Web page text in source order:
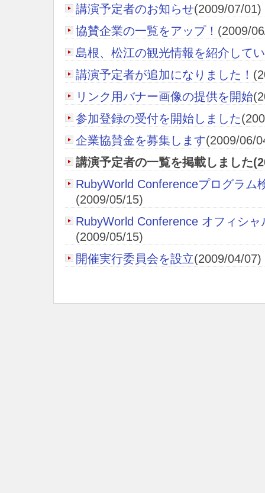
講演予定者のお知らせ(2009/07/01)
協賛企業の一覧をアップ！ (2009/
島根、松江の観光情報を紹介して
講演予定者が追加になりました！
リンク用バナー画像の提供を開始
参加登録の受付を開始しました
企業協賛金を募集します(2009/06/
講演予定者の一覧を掲載しました
RubyWorld Conferenceプログラム
(2009/05/15)
RubyWorld Conference オフィシ
(2009/05/15)
開催実行委員会を設立(2009/04/07)